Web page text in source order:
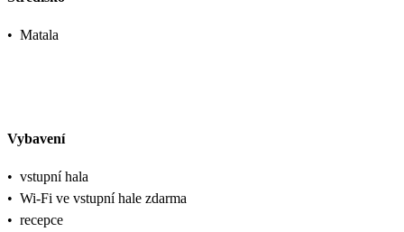
• Matala
Vybavení
• vstupní hala
• Wi-Fi ve vstupní hale zdarma
• recepce